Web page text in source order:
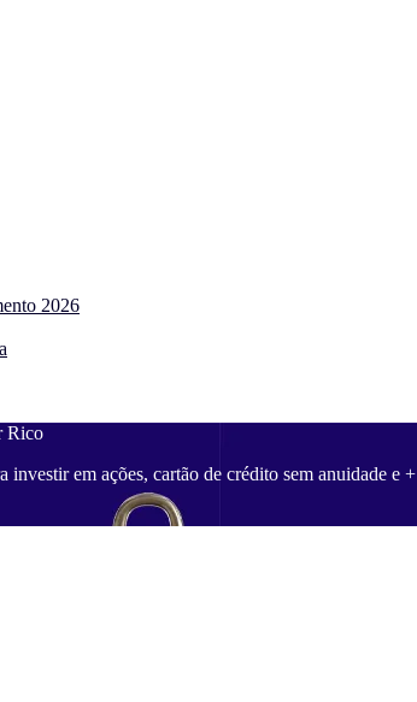
2026
Rico
investir em ações, cartão de crédito sem anuidade e +